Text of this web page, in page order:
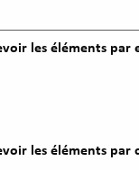
les éléments par
les éléments par